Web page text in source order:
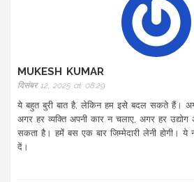
MUKESH KUMAR
दिसंबर 12, 2025 at 08:29
ये बहुत बुरी बात है, लेकिन हम इसे बदल सकते हैं।
अगर हर व्यक्ति अपनी कार न चलाए, अगर हर
सकता है। हमें बस एक बार जिम्मेदारी लेनी होगी। ये
दें।